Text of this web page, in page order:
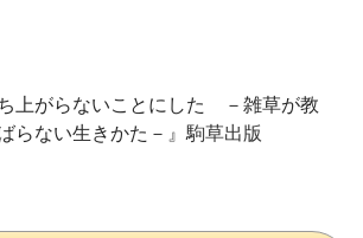
上がらないことにした －雑草が教
らない生きかた－ 』駒草出版